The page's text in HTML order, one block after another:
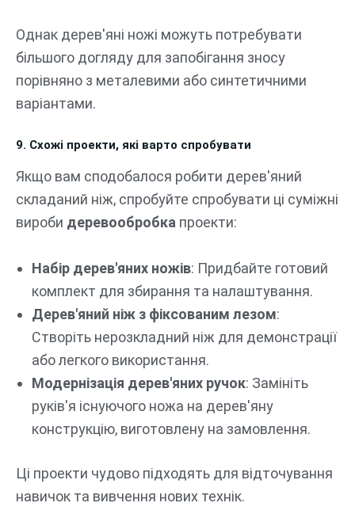
Однак дерев'яні ножі можуть потребувати
більшого догляду для запобігання зносу
порівняно з металевими або синтетичними
варіантами.
9. Схожі проекти, які варто спробувати
Якщо вам сподобалося робити дерев'яний
складаний ніж, спробуйте спробувати ці суміжні
вироби деревообробка проекти:
Набір дерев'яних ножів: Придбайте готовий
комплект для збирання та налаштування.
Дерев'яний ніж з фіксованим лезом:
Створіть нерозкладний ніж для демонстрації
або легкого використання.
Модернізація дерев'яних ручок: Замініть
руків'я існуючого ножа на дерев'яну
конструкцію, виготовлену на замовлення.
Ці проекти чудово підходять для відточування
навичок та вивчення нових технік.